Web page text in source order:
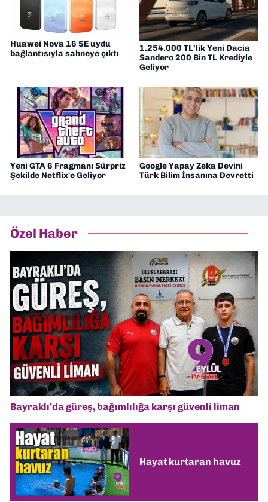
Huawei Nova 16 SE uydu
bağlantısıyla sahneye çıktı
1.254.000 TL’lik Yeni Dacia
Sandero 200 Bin TL Krediyle
Geliyor
Yeni GTA 6 Fragmanı Sürpriz
Şekilde Netflix'e Geliyor
Google Yapay Zeka Devini
Türk Bilim İnsanına Devretti
Özel Haber
Bayraklı’da güreş, bağımlılığa karşı güvenli liman
Hayat kurtaran havuz